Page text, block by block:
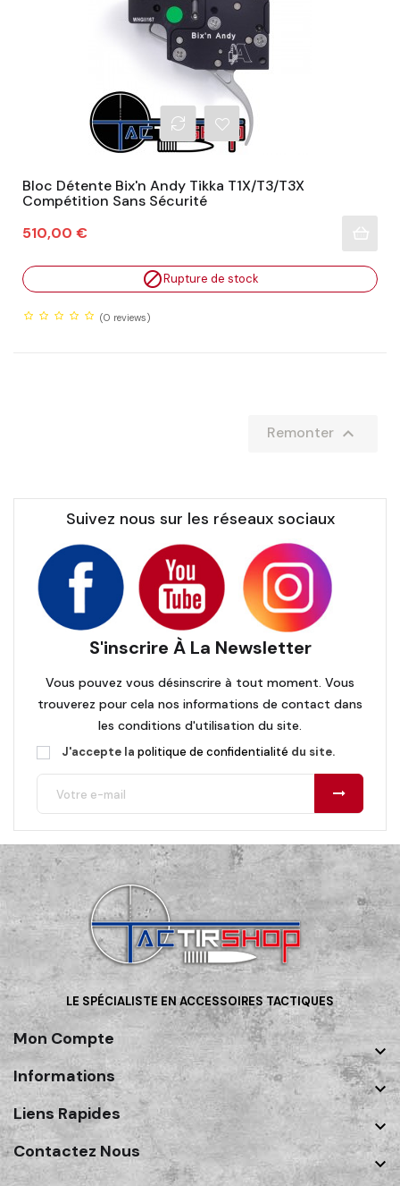
Bloc Détente Bix'n Andy Tikka T1X/T3/T3X
Compétition Sans Sécurité
Prix
510,00 €
Rupture de stock
(0 reviews)
Remonter 
Suivez nous sur les réseaux sociaux
S'inscrire À La Newsletter
Vous pouvez vous désinscrire à tout moment. Vous
trouverez pour cela nos informations de contact dans
les conditions d'utilisation du site.
J'accepte la politique de confidentialité du site.
LE SPÉCIALISTE EN ACCESSOIRES TACTIQUES
Mon Compte

Informations

Liens Rapides

Contactez Nous
